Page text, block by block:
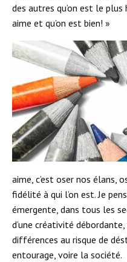
des autres qu’on est le plus
aime et qu’on est bien! »
aime, c’est oser nos élans,
fidélité à qui l’on est. Je
émergente, dans tous les
d’une créativité
différences au risque de
entourage, voire la société.